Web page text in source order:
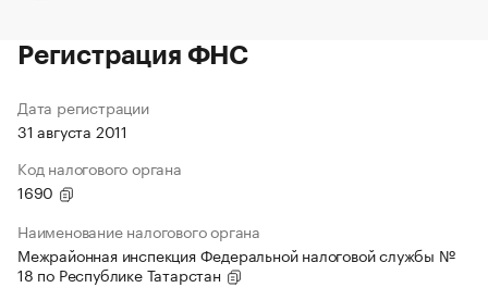
Регистрация ФНС
Дата регистрации
31 августа 2011
Код налогового органа
1690
Наименование налогового органа
Межрайонная инспекция Федеральной налоговой службы №
18 по Республике Татарстан